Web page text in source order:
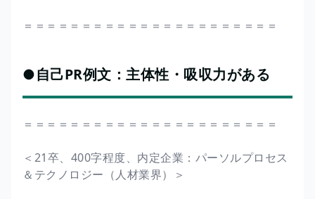
＝＝＝＝＝＝＝＝＝＝＝＝＝＝＝＝＝＝＝＝＝＝
●自己PR例文：主体性・吸収力がある
＝＝＝＝＝＝＝＝＝＝＝＝＝＝＝＝＝＝＝＝＝＝
＜21卒、400字程度、内定企業：パーソルプロセス
＆テクノロジー（人材業界）＞